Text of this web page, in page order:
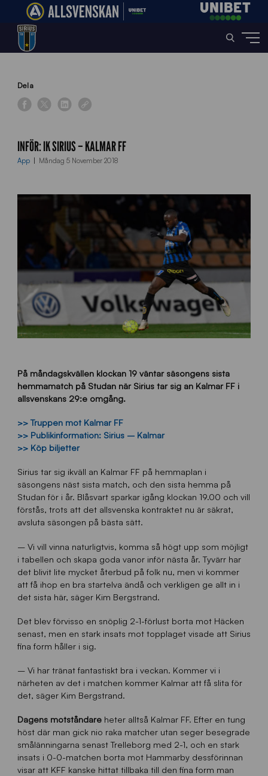
Home»
Dela
INFÖR: IK SIRIUS – KALMAR FF
App Måndag 5 November 2018
På måndagskvällen klockan 19 väntar säsongens sista
hemmamatch på Studan när Sirius tar sig an Kalmar FF i
allsvenskans 29:e omgång.
>> Truppen mot Kalmar FF
>> Publikinformation: Sirius – Kalmar
>> Köp biljetter
Sirius tar sig ikväll an Kalmar FF på hemmaplan i
säsongens näst sista match, och den sista hemma på
Studan för i år. Blåsvart sparkar igång klockan 19.00 och vill
förstås, trots att det allsvenska kontraktet nu är säkrat,
avsluta säsongen på bästa sätt.
– Vi vill vinna naturligtvis, komma så högt upp som möjligt
i tabellen och skapa goda vanor inför nästa år. Tyvärr har
det blivit lite mycket återbud på folk nu, men vi kommer
att få ihop en bra startelva ändå och verkligen ge allt in i
det sista här, säger Kim Bergstrand.
Det blev förvisso en snöplig 2-1-förlust borta mot Häcken
senast, men en stark insats mot topplaget visade att Sirius
fina form håller i sig.
– Vi har tränat fantastiskt bra i veckan. Kommer vi i
närheten av det i matchen kommer Kalmar att få slita för
det, säger Kim Bergstrand.
Dagens motståndareheter alltså Kalmar FF. Efter en tung
höst där man gick nio raka matcher utan seger besegrade
smålänningarna senast Trelleborg med 2-1, och en stark
insats i 0-0-matchen borta mot Hammarby dessförinnan
visar att KFF kanske hittat tillbaka till den fina form man